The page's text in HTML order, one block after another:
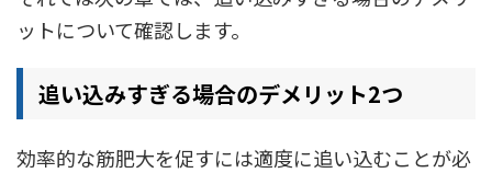
ットについて確認します。
追い込みすぎる場合のデメリット2つ
効率的な筋肥大を促すには適度に追い込むことが必